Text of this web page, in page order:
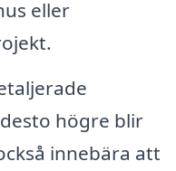
eller
högre blir
innebära att